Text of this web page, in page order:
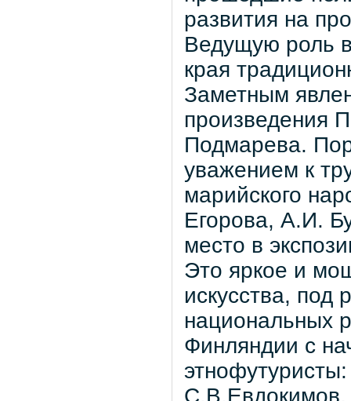
развития на
Ведущую роль в
края
Заметным
произведения
Подмарева.
уважением к
марийского
Егорова, А.И.
место в
Это яркое и
искусства,
национальных
Финляндии с
С.В.Евдокимов,